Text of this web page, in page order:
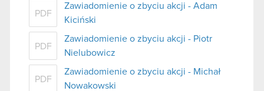
PDF
Zawiadomienie o zbyciu akcji - Adam
Kiciński
PDF
Zawiadomienie o zbyciu akcji - Piotr
Nielubowicz
PDF
Zawiadomienie o zbyciu akcji - Michał
Nowakowski